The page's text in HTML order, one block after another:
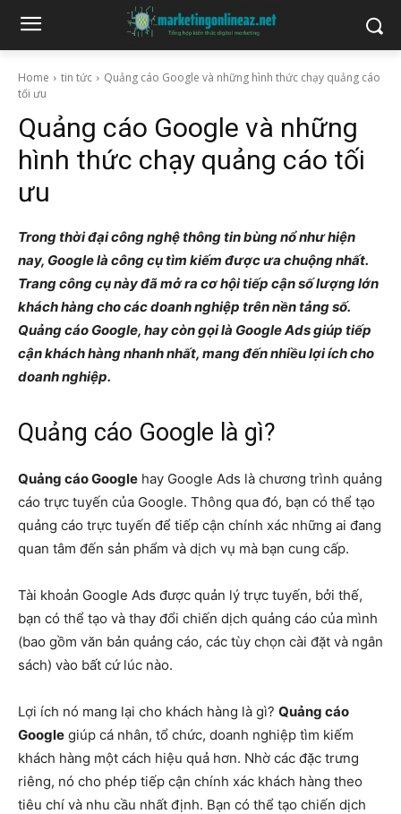
Home tin tức
Quảng cáo Google và những hình thức chạy quảng cáo
tối ưu
Quảng cáo Google và những
hình thức chạy quảng cáo tối
ưu
Trong thời đại công nghệ thông tin bùng nổ như hiện
nay, Google là công cụ tìm kiếm được ưa chuộng nhất.
Trang công cụ này đã mở ra cơ hội tiếp cận số lượng lớn
khách hàng cho các doanh nghiệp trên nền tảng số.
Quảng cáo Google, hay còn gọi là Google Ads giúp tiếp
cận khách hàng nhanh nhất, mang đến nhiều lợi ích cho
doanh nghiệp.
Quảng cáo Google là gì?
Quảng cáo Google hay Google Ads là chương trình quảng
cáo trực tuyến của Google. Thông qua đó, bạn có thể tạo
quảng cáo trực tuyến để tiếp cận chính xác những ai đang
quan tâm đến sản phẩm và dịch vụ mà bạn cung cấp.
Tài khoản Google Ads được quản lý trực tuyến, bởi thế,
bạn có thể tạo và thay đổi chiến dịch quảng cáo của mình
(bao gồm văn bản quảng cáo, các tùy chọn cài đặt và ngân
sách) vào bất cứ lúc nào.
Lợi ích nó mang lại cho khách hàng là gì? Quảng cáo
Google giúp cá nhân, tổ chức, doanh nghiệp tìm kiếm
khách hàng một cách hiệu quả hơn. Nhờ các đặc trưng
riêng, nó cho phép tiếp cận chính xác khách hàng theo
tiêu chí và nhu cầu nhất định. Bạn có thể tạo chiến dịch